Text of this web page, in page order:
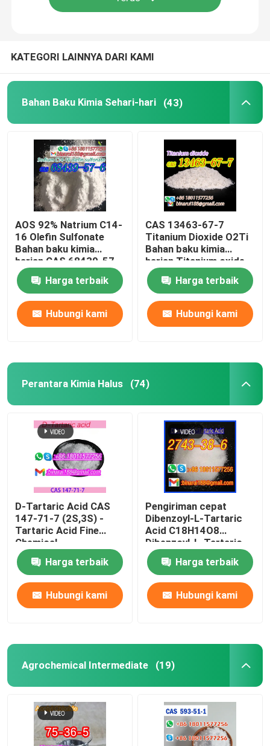
Lubang Laboratorium
KATEGORI LAINNYA DARI KAMI
Bahan Baku Kimia Sehari-hari (43)
AOS 92% Natrium C14-
16 Olefin Sulfonate
Bahan baku kimia
harian CAS 68439-57-
6
Harga terbaik
Hubungi kami
CAS 13463-67-7
Titanium Dioxide O2Ti
Bahan baku kimia
harian Titanium oxide
white powder
Harga terbaik
Hubungi kami
Perantara Kimia Halus (74)
D-Tartaric Acid CAS
147-71-7 (2S,3S) -
Tartaric Acid Fine
Chemical
Intermediates Food
Grade Harga terbaik
Hubungi kami
Pengiriman cepat
Dibenzoyl-L-Tartaric
Acid C18H14O8
Dibenzoyl-L-Tartaric
CAS 2743-38-6
Harga terbaik
Hubungi kami
Agrochemical Intermediate (19)